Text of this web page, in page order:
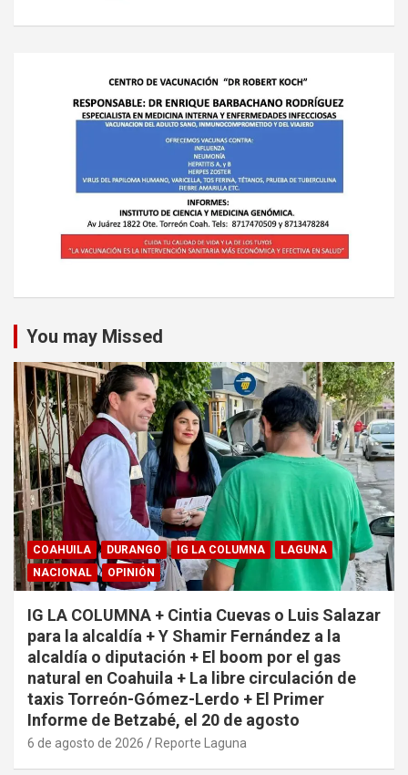
You may Missed
COAHUILA DURANGO IG LA COLUMNA
LAGUNA
NACIONAL
OPINIÓN
IG LA COLUMNA + Cintia Cuevas o Luis Salazar
para la alcaldía + Y Shamir Fernández a la
alcaldía o diputación + El boom por el gas
natural en Coahuila + La libre circulación de
taxis Torreón-Gómez-Lerdo + El Primer
Informe de Betzabé, el 20 de agosto
6 de agosto de 2026 Reporte Laguna